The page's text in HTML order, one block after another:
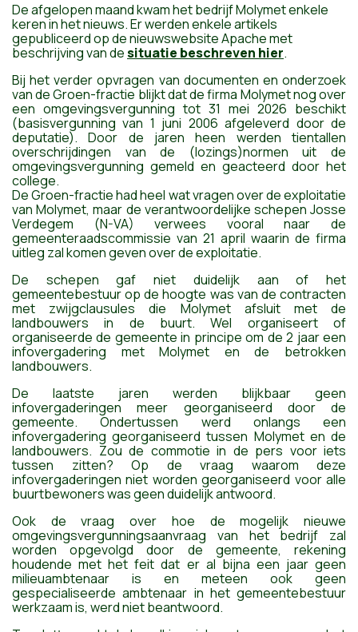
De afgelopen maand kwam het bedrijf Molymet enkele
keren in het nieuws. Er werden enkele artikels
gepubliceerd op de nieuwswebsite Apache met
beschrijving van desituatie beschreven hier.
Bij het verder opvragen van documenten en onderzoek
van de Groen-fractie blijkt dat de firma Molymet nog over
een omgevingsvergunning tot 31 mei 2026 beschikt
(basisvergunning van 1 juni 2006 afgeleverd door de
deputatie). Door de jaren heen werden tientallen
overschrijdingen van de (lozings)normen uit de
omgevingsvergunning gemeld en geacteerd door het
college.
De Groen-fractie had heel wat vragen over de exploitatie
van Molymet, maar de verantwoordelijke schepen Josse
Verdegem (N-VA) verwees vooral naar de
gemeenteraadscommissie van 21 april waarin de firma
uitleg zal komen geven over de exploitatie.
De schepen gaf niet duidelijk aan of het
gemeentebestuur op de hoogte was van de contracten
met zwijgclausules die Molymet afsluit met de
landbouwers in de buurt.Wel organiseert of
organiseerde de gemeente in principe om de 2 jaar een
infovergadering met Molymet en de betrokken
landbouwers.
De laatste jaren werden blijkbaar geen
infovergaderingen meer georganiseerd door de
gemeente. Ondertussen werd onlangs een
infovergadering georganiseerd tussen Molymet en de
landbouwers. Zou de commotie in de pers voor iets
tussen zitten? Op de vraag waarom deze
infovergaderingen niet worden georganiseerd voor alle
buurtbewoners was geen duidelijk antwoord.
Ook de vraag over hoe de mogelijk nieuwe
omgevingsvergunningsaanvraag van het bedrijf zal
worden opgevolgd door de gemeente, rekening
houdende met het feit dat er al bijna een jaar geen
milieuambtenaar is en meteen ook geen
gespecialiseerdeambtenaar in het gemeentebestuur
werkzaam is, werd niet beantwoord.